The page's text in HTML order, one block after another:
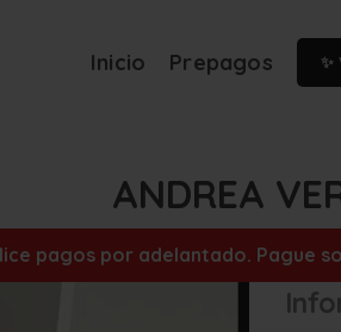
Inicio Prepagos ✨
ANDREA
pagos por adelantado. Pague